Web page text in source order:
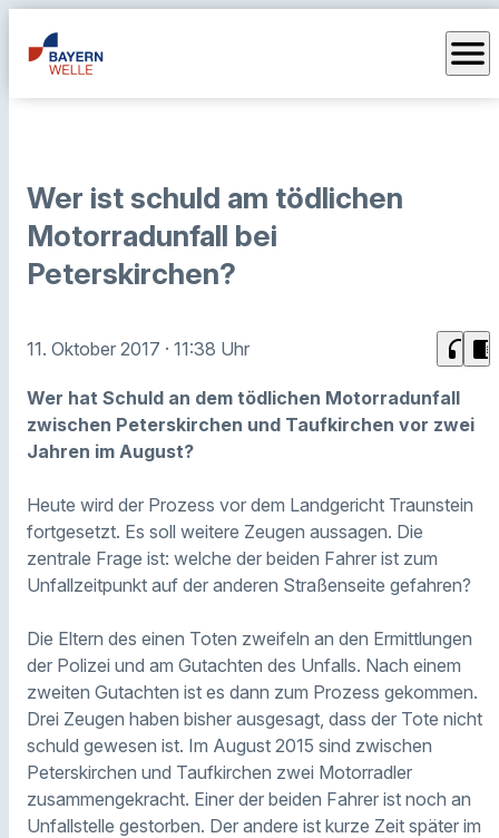
menu
Wer ist schuld am tödlichen
Motorradunfall bei
Peterskirchen?
11. Oktober 2017 · 11:38 Uhr headphones chrome_reader_mode
Wer hat Schuld an dem tödlichen Motorradunfall
zwischen Peterskirchen und Taufkirchen vor zwei
Jahren im August?
Heute wird der Prozess vor dem Landgericht Traunstein
fortgesetzt. Es soll weitere Zeugen aussagen. Die
zentrale Frage ist: welche der beiden Fahrer ist zum
Unfallzeitpunkt auf der anderen Straßenseite gefahren?
Die Eltern des einen Toten zweifeln an den Ermittlungen
der Polizei und am Gutachten des Unfalls. Nach einem
zweiten Gutachten ist es dann zum Prozess gekommen.
Drei Zeugen haben bisher ausgesagt, dass der Tote nicht
schuld gewesen ist. Im August 2015 sind zwischen
Peterskirchen und Taufkirchen zwei Motorradler
zusammengekracht. Einer der beiden Fahrer ist noch an
Unfallstelle gestorben. Der andere ist kurze Zeit später im